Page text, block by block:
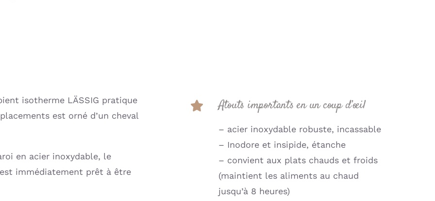
isotherme LÄSSIG pratique
est orné d’un cheval
en acier inoxydable, le
immédiatement prêt à être
Atouts importants en un coup d’œil
– acier inoxydable robuste, incassable
– Inodore et insipide, étanche
– convient aux plats chauds et froids
(maintient les aliments au chaud
jusqu’à 8 heures)